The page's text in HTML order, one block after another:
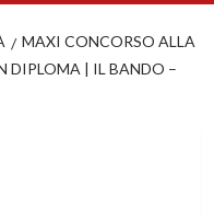
MAXI CONCORSO ALLA
DIPLOMA | IL BANDO –